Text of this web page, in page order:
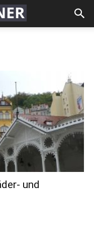
und